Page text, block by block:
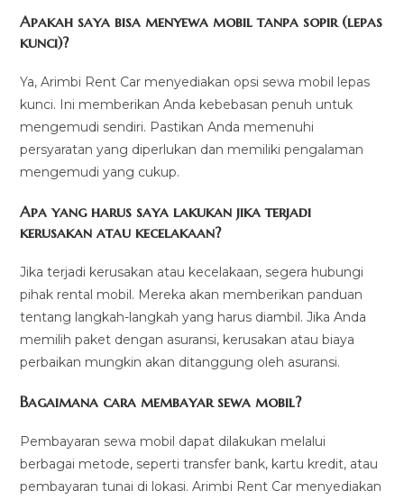
Apakah saya bisa menyewa mobil tanpa sopir (lepas
kunci)?
Ya, Arimbi Rent Car menyediakan opsi sewa mobil lepas
kunci. Ini memberikan Anda kebebasan penuh untuk
mengemudi sendiri. Pastikan Anda memenuhi
persyaratan yang diperlukan dan memiliki pengalaman
mengemudi yang cukup.
Apa yang harus saya lakukan jika terjadi
kerusakan atau kecelakaan?
Jika terjadi kerusakan atau kecelakaan, segera hubungi
pihak rental mobil. Mereka akan memberikan panduan
tentang langkah-langkah yang harus diambil. Jika Anda
memilih paket dengan asuransi, kerusakan atau biaya
perbaikan mungkin akan ditanggung oleh asuransi.
Bagaimana cara membayar sewa mobil?
Pembayaran sewa mobil dapat dilakukan melalui
berbagai metode, seperti transfer bank, kartu kredit, atau
pembayaran tunai di lokasi. Arimbi Rent Car menyediakan